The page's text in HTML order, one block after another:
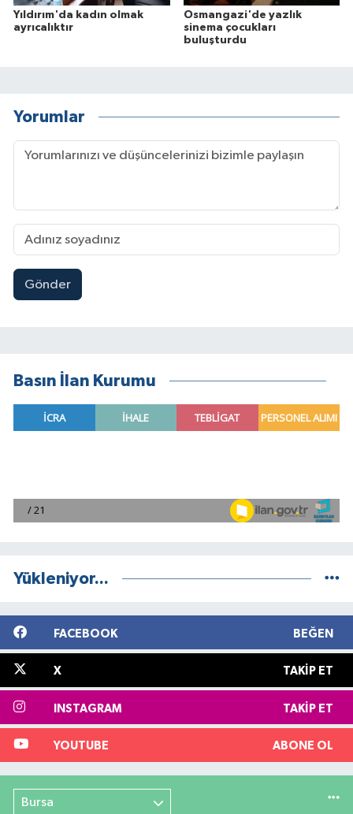
Yıldırım'da kadın olmak
ayrıcalıktır
Osmangazi'de yazlık
sinema çocukları
buluşturdu
Yorumlar
Gönder
Basın İlan Kurumu
Yükleniyor...
FACEBOOK BEĞEN
X TAKIP ET
INSTAGRAM TAKIP ET
YOUTUBE ABONE OL
Bursa